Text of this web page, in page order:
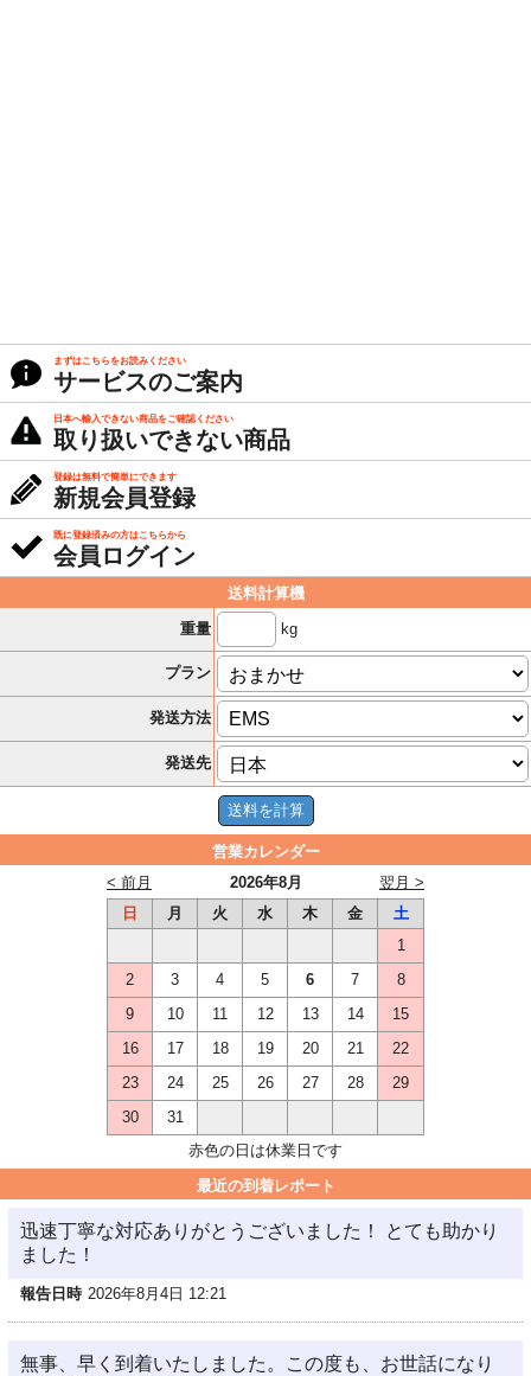
まずはこちらをお読みください
サービスのご案内
日本へ輸入できない商品をご確認ください
取り扱いできない商品
登録は無料で簡単にできます
新規会員登録
既に登録済みの方はこちらから
会員ログイン
送料計算機
重量
kg
プラン
発送方法
発送先
営業カレンダー
2026年8月
< 前月
翌月 >
日
月 火 水 木 金
土
1
2
3 4 5 6 7
8
9
10 11 12 13 14
15
16
17 18 19 20 21
22
23
24 25 26 27 28
29
30
31
赤色の日は休業日です
最近の到着レポート
迅速丁寧な対応ありがとうございました！ とても助かり
ました！
報告日時 2026年8月4日 12:21
無事、早く到着いたしました。この度も、お世話になり